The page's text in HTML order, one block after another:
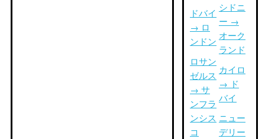
ドバイ
→ ロ
ンドン
ロサン
ゼルス
→ サ
ンフラ
ンシス
コ
シドニ
ー →
オーク
ランド
カイロ
→ ド
バイ
ニュー
デリー